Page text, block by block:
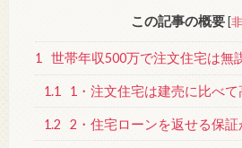
この記事の概要 [
1 世帯年収500万で注文住宅は無
1.1 1・注文住宅は建売に比べて
1.2 2・住宅ローンを返せる保証